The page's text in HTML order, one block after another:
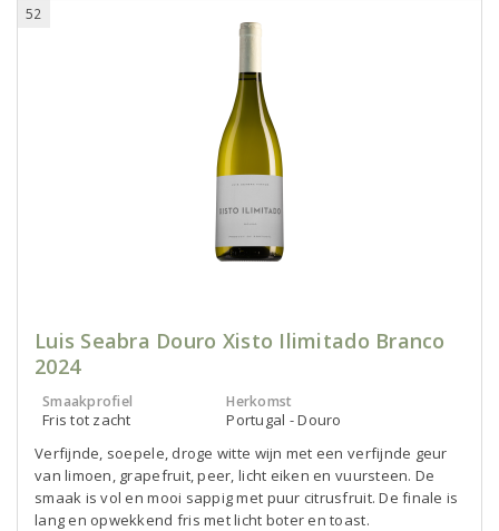
52
Luis Seabra Douro Xisto Ilimitado Branco
2024
Smaakprofiel
Fris tot zacht
Herkomst
Portugal - Douro
Verfijnde, soepele, droge witte wijn met een verfijnde geur
van limoen, grapefruit, peer, licht eiken en vuursteen. De
smaak is vol en mooi sappig met puur citrusfruit. De finale is
lang en opwekkend fris met licht boter en toast.